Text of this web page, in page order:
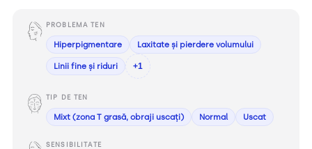
PROBLEMA TEN
Hiperpigmentare Laxitate și pierdere volumului
Linii fine și riduri +1
TIP DE TEN
Mixt (zona T grasă, obraji uscați) Normal Uscat
SENSIBILITATE